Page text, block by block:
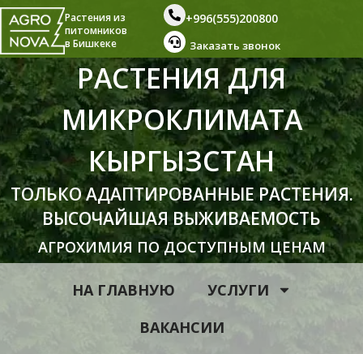
Растения из
питомников
в Бишкеке
+996(555)200800
Заказать звонок
РАСТЕНИЯ ДЛЯ
МИКРОКЛИМАТА
КЫРГЫЗСТАН
ТОЛЬКО АДАПТИРОВАННЫЕ РАСТЕНИЯ.
ВЫСОЧАЙШАЯ ВЫЖИВАЕМОСТЬ
АГРОХИМИЯ ПО ДОСТУПНЫМ ЦЕНАМ
НА ГЛАВНУЮ
УСЛУГИ
ВАКАНСИИ